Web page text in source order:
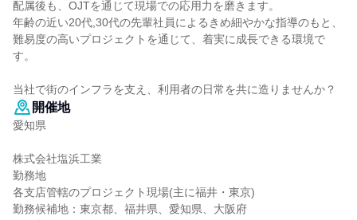
配属後も、OJTを通じて現場での応用力を磨きます。
年齢の近い20代,30代の先輩社員によるきめ細やかな指導のもと、
難易度の高いプロジェクトを通じて、着実に成長できる環境で
す。
当社で街のインフラを支え、利用者の日常を共に造りませんか？
開催地
愛知県
株式会社塩浜工業
勤務地
各支店管轄のプロジェクト現場(主に福井・東京)
勤務候補地：東京都、福井県、愛知県、大阪府